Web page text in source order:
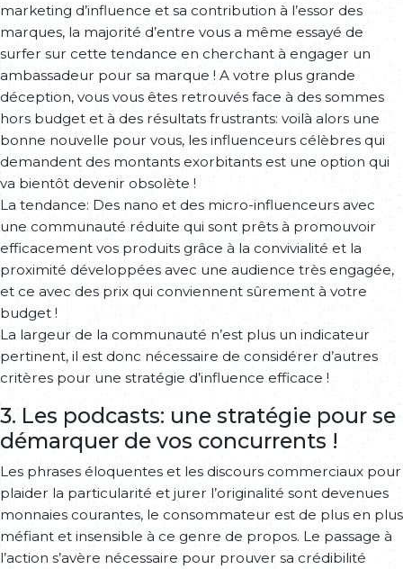
marketing d’influence et sa contribution à l’essor des
marques, la majorité d’entre vous a même essayé de
surfer sur cette tendance en cherchant à engager un
ambassadeur pour sa marque ! A votre plus grande
déception, vous vous êtes retrouvés face à des sommes
hors budget et à des résultats frustrants: voilà alors une
bonne nouvelle pour vous, les influenceurs célèbres qui
demandent des montants exorbitants est une option qui
va bientôt devenir obsolète !
La tendance: Des nano et des micro-influenceurs avec
une communauté réduite qui sont prêts à promouvoir
efficacement vos produits grâce à la convivialité et la
proximité développées avec une audience très engagée,
et ce avec des prix qui conviennent sûrement à votre
budget !
La largeur de la communauté n’est plus un indicateur
pertinent, il est donc nécessaire de considérer d’autres
critères pour une stratégie d’influence efficace !
3. Les podcasts: une stratégie pour se
démarquer de vos concurrents !
Les phrases éloquentes et les discours commerciaux pour
plaider la particularité et jurer l’originalité sont devenues
monnaies courantes, le consommateur est de plus en plus
méfiant et insensible à ce genre de propos. Le passage à
l’action s’avère nécessaire pour prouver sa crédibilité